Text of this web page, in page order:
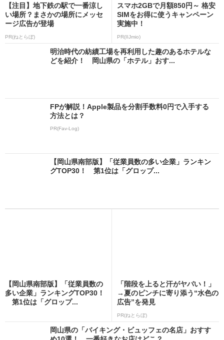
【注目】地下鉄の駅で一番涼し
い場所？まさかの場所にメッセ
ージ広告が登場
PR(ねとらぼ)
スマホ2GBで月額850円～ 格安
SIMをお得に使うキャンペーン
実施中！
PR(IIJmio)
明治時代の紡績工場を再利用した趣のあるホテルな
どを紹介！ 岡山県の「ホテル」おす...
FPが解説！Apple製品を分割手数料0円で入手する
方法とは？
PR(Fav-Log)
【岡山県南部版】「従業員数の多い企業」ランキン
グTOP30！ 第1位は「グロップ...
【岡山県南部版】「従業員数の
多い企業」ランキングTOP30！
第1位は「グロップ...
「階段を上ると汗がヤバい！」
→夏のピンチに寄り添う“水色の
広告”を発見
PR(ねとらぼ)
岡山県の「バイキング・ビュッフェの名店」おすす